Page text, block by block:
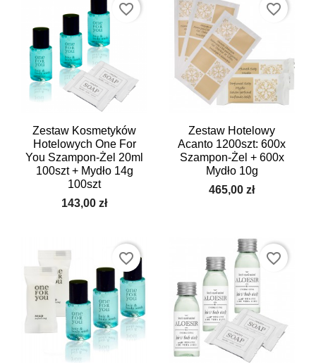
Zestaw Kosmetyków
Hotelowych One For
You Szampon-Żel 20ml
100szt + Mydło 14g
100szt
143,00 zł
favorite_border
Zestaw Hotelowy
Acanto 1200szt: 600x
Szampon-Żel + 600x
Mydło 10g
465,00 zł
favorite_border
favorite_border favorite_border